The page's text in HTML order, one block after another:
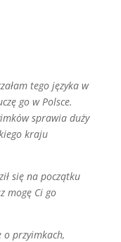
tego języka w
go w Polsce.
sprawia duży
kraju
się na początku
mogę Ci go
o przyimkach,